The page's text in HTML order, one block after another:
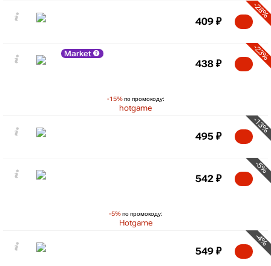
-28%
409 ₽
Market
-15%по промокоду:
hotgame
-23%
438 ₽
-13%
495 ₽
-5%по промокоду:
Hotgame
-5%
542 ₽
-4%
549 ₽